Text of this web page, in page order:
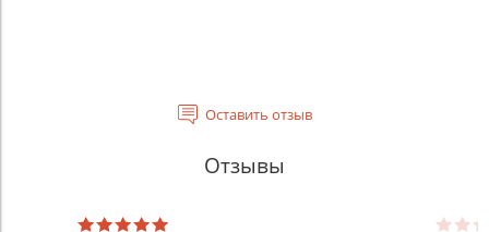
Оставить отзыв
Отзывы